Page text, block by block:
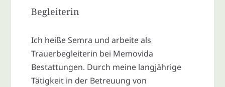
Begleiterin
Ich heiße Semra und arbeite als
Trauerbegleiterin bei Memovida
Bestattungen. Durch meine langjährige
Tätigkeit in der Betreuung von